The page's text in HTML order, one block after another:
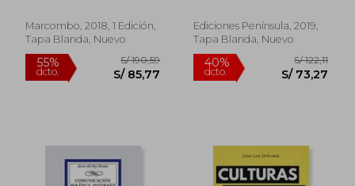
Marcombo, 2018, 1 Edición,
Tapa Blanda, Nuevo
Ediciones Península, 2019,
Tapa Blanda, Nuevo